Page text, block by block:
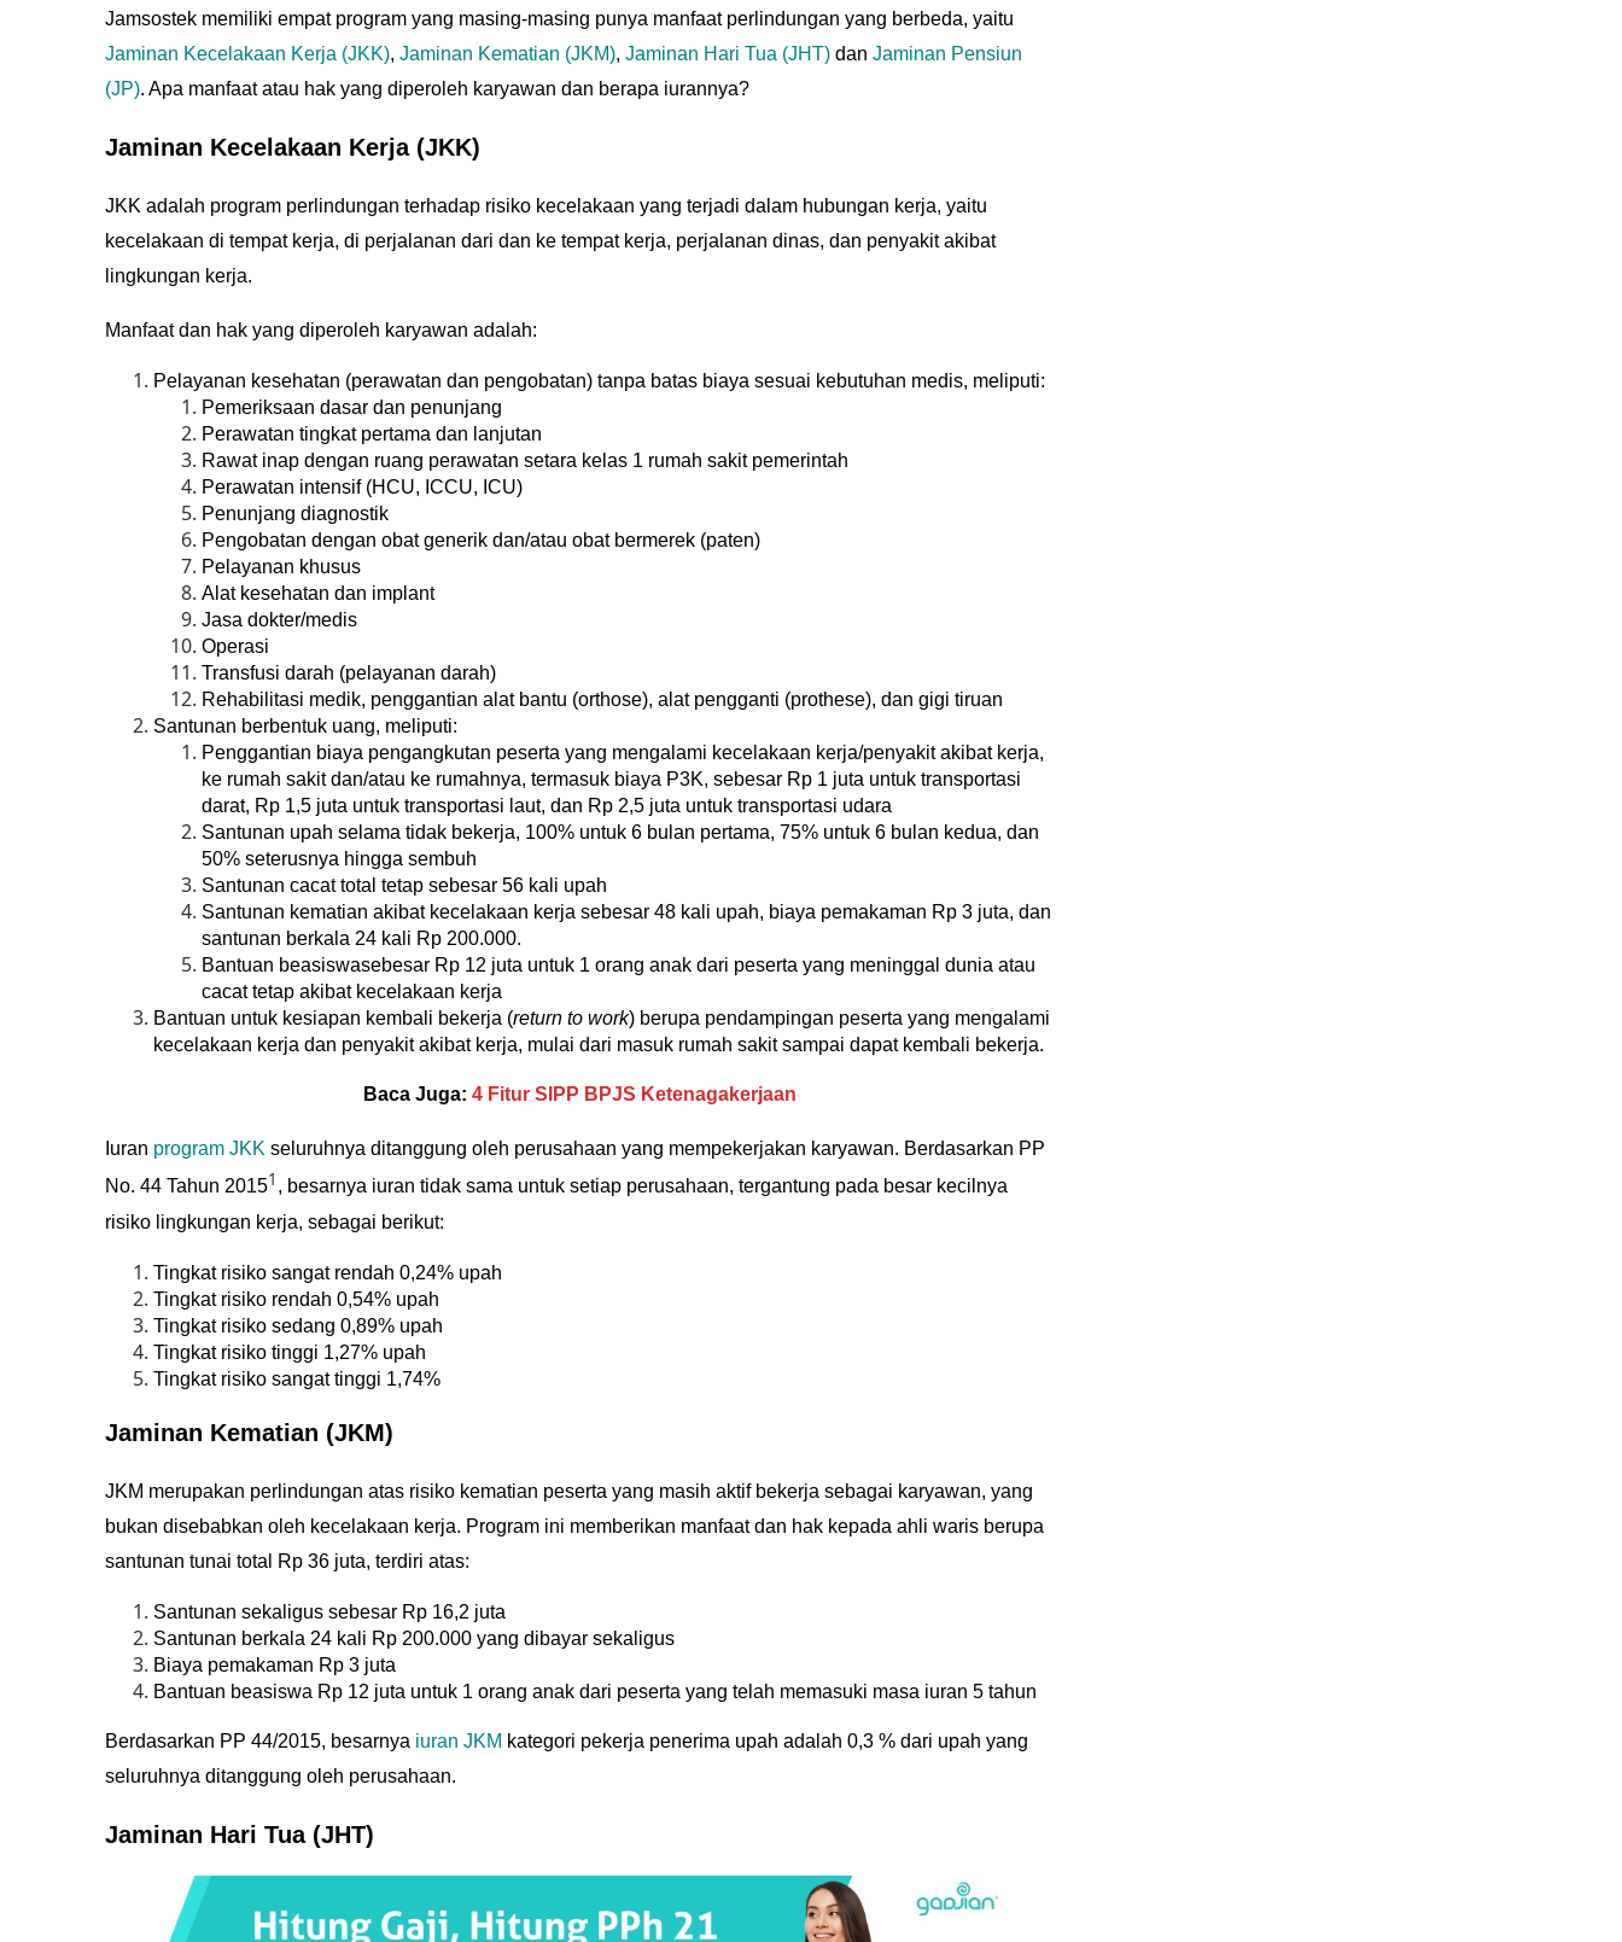
Jamsostek memiliki empat program yang masing-masing punya manfaat perlindungan yang berbeda, yaitu
Jaminan Kecelakaan Kerja (JKK), Jaminan Kematian (JKM), Jaminan Hari Tua (JHT) dan Jaminan Pensiun
(JP). Apa manfaat atau hak yang diperoleh karyawan dan berapa iurannya?
Jaminan Kecelakaan Kerja (JKK)
JKK adalah program perlindungan terhadap risiko kecelakaan yang terjadi dalam hubungan kerja, yaitu
kecelakaan di tempat kerja, di perjalanan dari dan ke tempat kerja, perjalanan dinas, dan penyakit akibat
lingkungan kerja.
Manfaat dan hak yang diperoleh karyawan adalah:
Pelayanan kesehatan (perawatan dan pengobatan) tanpa batas biaya sesuai kebutuhan medis, meliputi:
Pemeriksaan dasar dan penunjang
Perawatan tingkat pertama dan lanjutan
Rawat inap dengan ruang perawatan setara kelas 1 rumah sakit pemerintah
Perawatan intensif (HCU, ICCU, ICU)
Penunjang diagnostik
Pengobatan dengan obat generik dan/atau obat bermerek (paten)
Pelayanan khusus
Alat kesehatan dan implant
Jasa dokter/medis
Operasi
Transfusi darah (pelayanan darah)
Rehabilitasi medik, penggantian alat bantu (orthose), alat pengganti (prothese), dan gigi tiruan
Santunan berbentuk uang, meliputi:
Penggantian biaya pengangkutan peserta yang mengalami kecelakaan kerja/penyakit akibat kerja,
ke rumah sakit dan/atau ke rumahnya, termasuk biaya P3K, sebesar Rp 1 juta untuk transportasi
darat, Rp 1,5 juta untuk transportasi laut, dan Rp 2,5 juta untuk transportasi udara
Santunan upah selama tidak bekerja, 100% untuk 6 bulan pertama, 75% untuk 6 bulan kedua, dan
50% seterusnya hingga sembuh
Santunan cacat total tetap sebesar 56 kali upah
Santunan kematian akibat kecelakaan kerja sebesar 48 kali upah, biaya pemakaman Rp 3 juta, dan
santunan berkala 24 kali Rp 200.000.
Bantuan beasiswasebesar Rp 12 juta untuk 1 orang anak dari peserta yang meninggal dunia atau
cacat tetap akibat kecelakaan kerja
Bantuan untuk kesiapan kembali bekerja (return to work) berupa pendampingan peserta yang mengalami
kecelakaan kerja dan penyakit akibat kerja, mulai dari masuk rumah sakit sampai dapat kembali bekerja.
Baca Juga:4 Fitur SIPP BPJS Ketenagakerjaan
Iuran program JKK seluruhnya ditanggung oleh perusahaan yang mempekerjakan karyawan. Berdasarkan PP
No. 44 Tahun 20151 , besarnya iuran tidak sama untuk setiap perusahaan, tergantung pada besar kecilnya
risiko lingkungan kerja, sebagai berikut:
Tingkat risiko sangat rendah 0,24% upah
Tingkat risiko rendah 0,54% upah
Tingkat risiko sedang 0,89% upah
Tingkat risiko tinggi 1,27% upah
Tingkat risiko sangat tinggi 1,74%
Jaminan Kematian (JKM)
JKM merupakan perlindungan atas risiko kematian peserta yang masih aktif bekerja sebagai karyawan, yang
bukan disebabkan oleh kecelakaan kerja. Program ini memberikan manfaat dan hak kepada ahli waris berupa
santunan tunai total Rp 36 juta, terdiri atas:
Santunan sekaligus sebesar Rp 16,2 juta
Santunan berkala 24 kali Rp 200.000 yang dibayar sekaligus
Biaya pemakaman Rp 3 juta
Bantuan beasiswa Rp 12 juta untuk 1 orang anak dari peserta yang telah memasuki masa iuran 5 tahun
Berdasarkan PP 44/2015, besarnya iuran JKM kategori pekerja penerima upah adalah 0,3 % dari upah yang
seluruhnya ditanggung oleh perusahaan.
Jaminan Hari Tua (JHT)